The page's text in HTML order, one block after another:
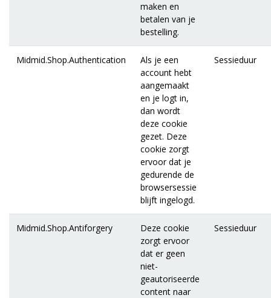
maken en
betalen van je
bestelling.
Midmid.Shop.Authentication
Als je een
account hebt
aangemaakt
en je logt in,
dan wordt
deze cookie
gezet. Deze
cookie zorgt
ervoor dat je
gedurende de
browsersessie
blijft ingelogd.
Sessieduur
Midmid.Shop.Antiforgery
Deze cookie
zorgt ervoor
dat er geen
niet-
geautoriseerde
content naar
Sessieduur